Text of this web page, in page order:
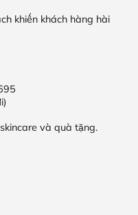
khiến khách hàng hài
và quà tặng.